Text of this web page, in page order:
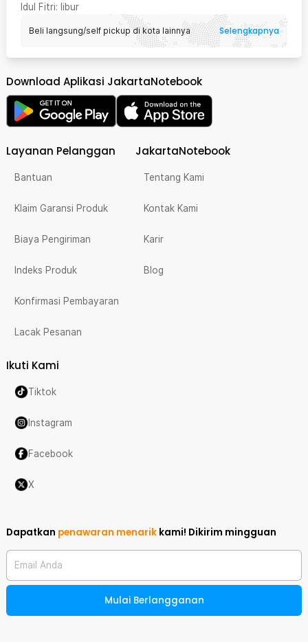
Idul Fitri: libur
Beli langsung/self pickup di kota lainnya Selengkapnya
Download Aplikasi JakartaNotebook
Layanan Pelanggan
Bantuan
Klaim Garansi Produk
Biaya Pengiriman
Indeks Produk
Konfirmasi Pembayaran
Lacak Pesanan
JakartaNotebook
Tentang Kami
Kontak Kami
Karir
Blog
Ikuti Kami
Tiktok
Instagram
Facebook
X
Dapatkan penawaran menarik kami! Dikirim mingguan
Email Anda
Mulai Berlangganan